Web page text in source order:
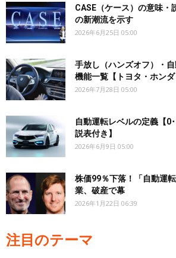
CASE（ケース）の意味・
の新潮流を示す
2026年6月25日 05:00
手放し（ハンズオフ）・
機能一覧【トヨタ・ホン
2026年7月28日 05:00
自動運転レベルの定義【0
説表付き】
2026年6月9日 05:00
株価99％下落！「自動運
業、破産で幕
2026年1月22日 06:39
注目のテーマ